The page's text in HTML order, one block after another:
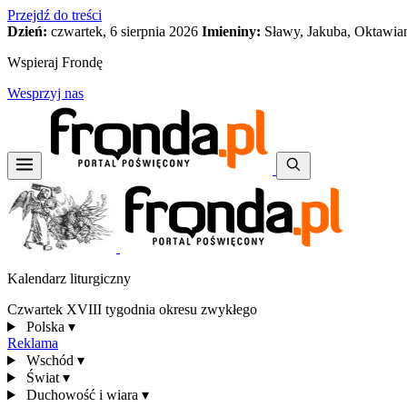
Przejdź do treści
Dzień: czwartek, 6 sierpnia 2026 Imieniny: Sławy, Jakuba,
Wspieraj Frondę
Wesprzyj nas
Kalendarz liturgiczny
Czwartek XVIII tygodnia okresu zwykłego
Polska ▾
Reklama
Wschód ▾
Świat ▾
Duchowość i wiara ▾